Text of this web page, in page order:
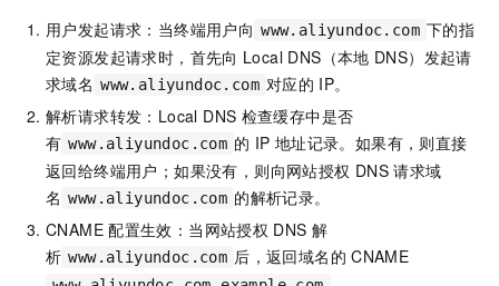
用户发起请求：当终端用户向 www.aliyundoc.com 下的指
定资源发起请求时，首先向 Local DNS（本地 DNS）发起请
求域名 www.aliyundoc.com 对应的 IP。
解析请求转发：Local DNS 检查缓存中是否
有 www.aliyundoc.com 的 IP 地址记录。如果有，则直接
返回给终端用户；如果没有，则向网站授权 DNS 请求域
名 www.aliyundoc.com 的解析记录。
CNAME 配置生效：当网站授权 DNS 解
析 www.aliyundoc.com 后，返回域名的 CNAME